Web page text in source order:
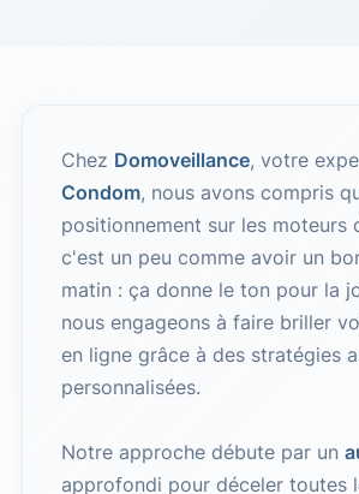
Chez Domoveillance, votre
Condom, nous avons compris
positionnement sur les moteurs
c'est un peu comme avoir un
matin : ça donne le ton pour la
nous engageons à faire briller
en ligne grâce à des stratégies
personnalisées.
Notre approche débute par un
approfondi pour déceler toutes